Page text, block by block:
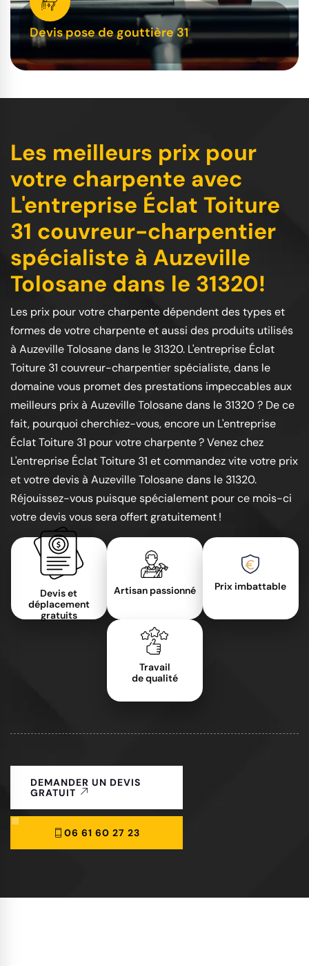
Devis pose de gouttière 31
Les meilleurs prix pour
votre charpente avec
L'entreprise Éclat Toiture
31 couvreur-charpentier
spécialiste à Auzeville
Tolosane dans le 31320!
Les prix pour votre charpente dépendent des types et
formes de votre charpente et aussi des produits utilisés
à Auzeville Tolosane dans le 31320. L'entreprise Éclat
Toiture 31 couvreur-charpentier spécialiste, dans le
domaine vous promet des prestations impeccables aux
meilleurs prix à Auzeville Tolosane dans le 31320 ? De ce
fait, pourquoi cherchiez-vous, encore un L'entreprise
Éclat Toiture 31 pour votre charpente ? Venez chez
L'entreprise Éclat Toiture 31 et commandez vite votre prix
et votre devis à Auzeville Tolosane dans le 31320.
Réjouissez-vous puisque spécialement pour ce mois-ci
votre devis vous sera offert gratuitement !
Devis et
déplacement
gratuits
Artisan passionné Prix imbattable
Travail
de qualité
DEMANDER UN DEVIS
GRATUIT
06 61 60 27 23